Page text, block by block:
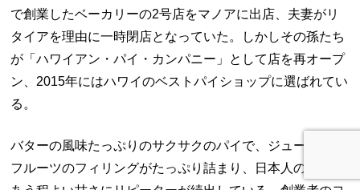
で創業したベーカリーの2号店をマノアに出店、夫妻がリ
タイアを理由に一時閉店となっていた。しかしその孫たち
が「ハワイアン・パイ・カンパニー」として店を再オープ
ン、 2015年にはハワイのベストパイショップに選ばれてい
る。
バターの風味たっぷりのサクサクのパイで、ジューシーな
フルーツのフィリングがたっぷり詰まり、日本人の口にも